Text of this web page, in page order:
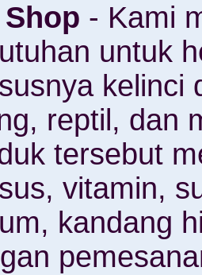
- Kami
untuk
kelinci
reptil, dan
tersebut
vitamin,
kandang